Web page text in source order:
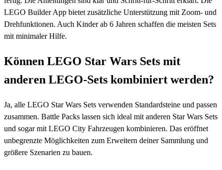
LEGO Builder App bietet zusätzliche Unterstützung mit Zoom- und
Drehfunktionen. Auch Kinder ab 6 Jahren schaffen die meisten Sets
mit minimaler Hilfe.
Können LEGO Star Wars Sets mit
anderen LEGO-Sets kombiniert werden?
Ja, alle LEGO Star Wars Sets verwenden Standardsteine und passen
zusammen. Battle Packs lassen sich ideal mit anderen Star Wars Sets
und sogar mit LEGO City Fahrzeugen kombinieren. Das eröffnet
unbegrenzte Möglichkeiten zum Erweitern deiner Sammlung und
größere Szenarien zu bauen.